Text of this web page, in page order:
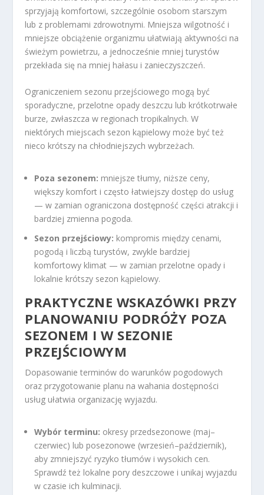
sprzyjają komfortowi, szczególnie osobom starszym
lub z problemami zdrowotnymi. Mniejsza wilgotność i
mniejsze obciążenie organizmu ułatwiają aktywności na
świeżym powietrzu, a jednocześnie mniej turystów
przekłada się na mniej hałasu i zanieczyszczeń.
Ograniczeniem sezonu przejściowego mogą być
sporadyczne, przelotne opady deszczu lub krótkotrwałe
burze, zwłaszcza w regionach tropikalnych. W
niektórych miejscach sezon kąpielowy może być też
nieco krótszy na chłodniejszych wybrzeżach.
Poza sezonem: mniejsze tłumy, niższe ceny,
większy komfort i często łatwiejszy dostęp do usług
— w zamian ograniczona dostępność części atrakcji i
bardziej zmienna pogoda.
Sezon przejściowy: kompromis między cenami,
pogodą i liczbą turystów, zwykle bardziej
komfortowy klimat — w zamian przelotne opady i
lokalnie krótszy sezon kąpielowy.
PRAKTYCZNE WSKAZÓWKI PRZY
PLANOWANIU PODRÓŻY POZA
SEZONEM I W SEZONIE
PRZEJŚCIOWYM
Dopasowanie terminów do warunków pogodowych
oraz przygotowanie planu na wahania dostępności
usług ułatwia organizację wyjazdu.
Wybór terminu: okresy przedsezonowe (maj–
czerwiec) lub posezonowe (wrzesień–październik),
aby zmniejszyć ryzyko tłumów i wysokich cen.
Sprawdź też lokalne pory deszczowe i unikaj wyjazdu
w czasie ich kulminacji.